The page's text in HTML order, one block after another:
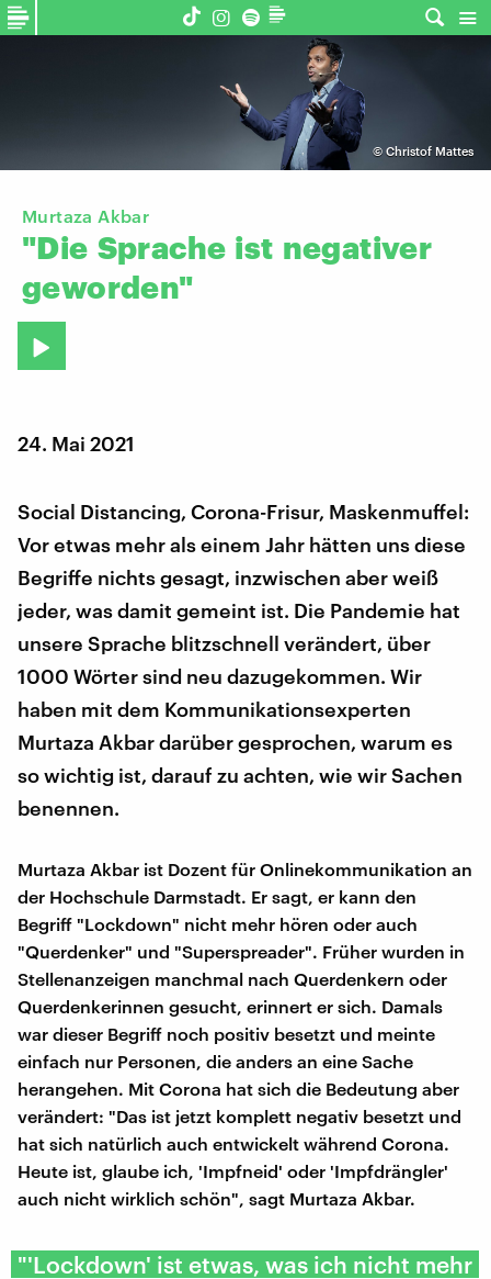
© Christof Mattes
Murtaza Akbar
"Die Sprache ist negativer
geworden"
24. Mai 2021
Social Distancing, Corona-Frisur, Maskenmuffel:
Vor etwas mehr als einem Jahr hätten uns diese
Begriffe nichts gesagt, inzwischen aber weiß
jeder, was damit gemeint ist. Die Pandemie hat
unsere Sprache blitzschnell verändert, über
1000 Wörter sind neu dazugekommen. Wir
haben mit dem Kommunikationsexperten
Murtaza Akbar darüber gesprochen, warum es
so wichtig ist, darauf zu achten, wie wir Sachen
benennen.
Murtaza Akbar ist Dozent für Onlinekommunikation an
der Hochschule Darmstadt. Er sagt, er kann den
Begriff "Lockdown" nicht mehr hören oder auch
"Querdenker" und "Superspreader". Früher wurden in
Stellenanzeigen manchmal nach Querdenkern oder
Querdenkerinnen gesucht, erinnert er sich. Damals
war dieser Begriff noch positiv besetzt und meinte
einfach nur Personen, die anders an eine Sache
herangehen. Mit Corona hat sich die Bedeutung aber
verändert: "Das ist jetzt komplett negativ besetzt und
hat sich natürlich auch entwickelt während Corona.
Heute ist, glaube ich, 'Impfneid' oder 'Impfdrängler'
auch nicht wirklich schön", sagt Murtaza Akbar.
"'Lockdown' ist etwas, was ich nicht mehr